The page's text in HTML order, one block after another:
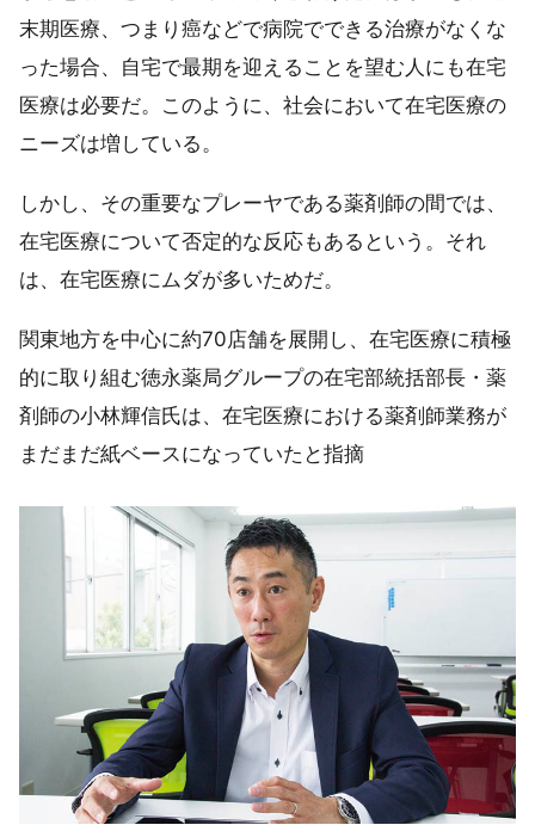
末期医療、つまり癌などで病院でできる治療がなくな
った場合、自宅で最期を迎えることを望む人にも在宅
医療は必要だ。このように、社会において在宅医療の
ニーズは増している。
しかし、その重要なプレーヤである薬剤師の間では、
在宅医療について否定的な反応もあるという。それ
は、在宅医療にムダが多いためだ。
関東地方を中心に約70店舗を展開し、在宅医療に積極
的に取り組む徳永薬局グループの在宅部統括部長・薬
剤師の小林輝信氏は、在宅医療における薬剤師業務が
まだまだ紙ベースになっていたと指摘